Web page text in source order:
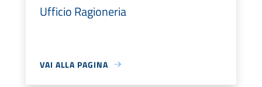
Ufficio Ragioneria
VAI ALLA PAGINA